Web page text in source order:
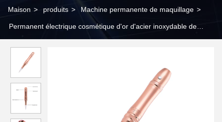
Maison > produits > Machine permanente de maquillage >
Permanent électrique cosmétique d'or d'acier inoxydable de